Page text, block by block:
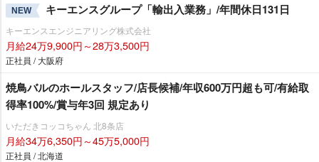
NEW キーエンスグループ「輸出入業務」/年間休日131日
キーエンスエンジニアリング株式会社
月給24万9,900円～28万3,500円
正社員 / 大阪府
焼鳥バルのホールスタッフ/店長候補/年収600万円超も可/有給取
得率100%/賞与年3回 規定あり
いただきコッコちゃん 北8条店
月給34万6,350円～45万5,000円
正社員 / 北海道